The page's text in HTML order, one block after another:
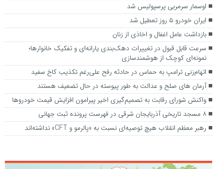
اوسمار سرمربی پرسپولیس شد
ایران خودرو ۵ روز تعطیل شد
بازداشت عامل اغفال و اخاذی از زنان
سرعت قابل قبول در تغییرات دهک‌بندی یارانه‌ای و تفکیک خانوارها؛
نمونه‌ای کوچک از هوشمندسازی
اتهام‌زنی ترامپ به حماس در حادثه رفح علی‌رغم تکذیب کاخ سفید
آرمان های صلح و عدالت به طور پیوسته در حال تضعیف هستند
واکنش شورای رقابت به تصمیم‌گیری اخیر پیرامون افزایش قیمت خودروها
۸ مسجد تاریخی آذربایجان شرقی در فهرست پرونده ثبت جهانی
رهبر معظم انقلاب هیچ توصیه‌ای نسبت به «پالرمو و CFT» نداشته‌اند